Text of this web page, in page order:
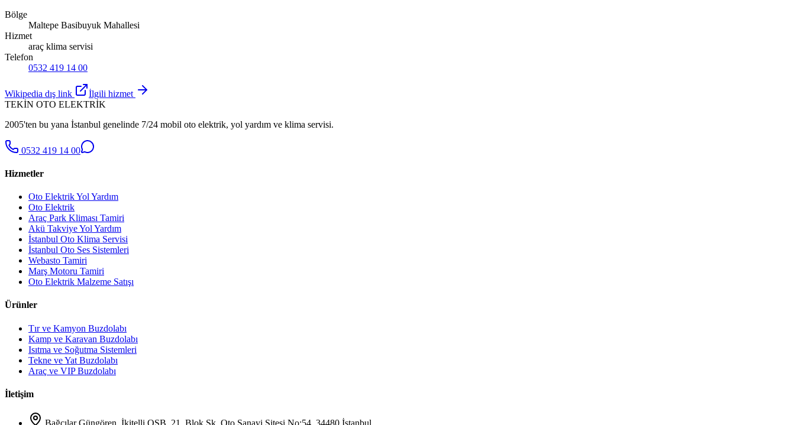
Bölge
Maltepe Basibuyuk Mahallesi
Hizmet
araç klima servisi
Telefon
0532 419 14 00
Wikipedia dış link
İlgili hizmet
TEKİN OTO ELEKTRİK
2005'ten bu yana İstanbul genelinde 7/24 mobil oto elektrik, yol yardım ve klima servisi.
0532 419 14 00
Hizmetler
Oto Elektrik Yol Yardım
Oto Elektrik
Araç Park Kliması Tamiri
Akü Takviye Yol Yardım
İstanbul Oto Klima Servisi
İstanbul Oto Ses Sistemleri
Webasto Tamiri
Marş Motoru Tamiri
Oto Elektrik Malzeme Satışı
Ürünler
Tır ve Kamyon Buzdolabı
Kamp ve Karavan Buzdolabı
Isıtma ve Soğutma Sistemleri
Tekne ve Yat Buzdolabı
Araç ve VIP Buzdolabı
İletişim